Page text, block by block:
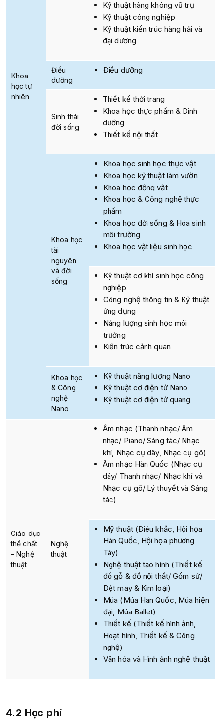
Khoa
học tự
nhiên
Kỹ thuật hàng không vũ trụ
Kỹ thuật công nghiệp
Kỹ thuật kiến trúc hàng hải và
đại dương
Điều
dưỡng
Điều dưỡng
Sinh thái
đời sống
Thiết kế thời trang
Khoa học thực phẩm & Dinh
dưỡng
Thiết kế nội thất
Khoa học
tài
nguyên
và đời
sống
Khoa học sinh học thực vật
Khoa học kỹ thuật làm vườn
Khoa học động vật
Khoa học & Công nghệ thực
phẩm
Khoa học đời sống & Hóa sinh
môi trường
Khoa học vật liệu sinh học
Kỹ thuật cơ khí sinh học công
nghiệp
Công nghệ thông tin & Kỹ thuật
ứng dụng
Năng lượng sinh học môi
trường
Kiến trúc cảnh quan
Khoa học
& Công
nghệ
Nano
Kỹ thuật năng lượng Nano
Kỹ thuật cơ điện tử Nano
Kỹ thuật cơ điện tử quang
Giáo dục
thể chất
– Nghệ
thuật
Nghệ
thuật
Âm nhạc (Thanh nhạc/ Âm
nhạc/ Piano/ Sáng tác/ Nhạc
khí, Nhạc cụ dây, Nhạc cụ gõ)
Âm nhạc Hàn Quốc (Nhạc cụ
dây/ Thanh nhạc/ Nhạc khí và
Nhạc cụ gõ/ Lý thuyết và Sáng
tác)
Mỹ thuật (Điêu khắc, Hội họa
Hàn Quốc, Hội họa phương
Tây)
Nghệ thuật tạo hình (Thiết kế
đồ gỗ & đồ nội thất/ Gốm sứ/
Dệt may & Kim loại)
Múa (Múa Hàn Quốc, Múa hiện
đại, Múa Ballet)
Thiết kế (Thiết kế hình ảnh,
Hoạt hình, Thiết kế & Công
nghệ)
Văn hóa và Hình ảnh nghệ thuật
4.2 Học phí